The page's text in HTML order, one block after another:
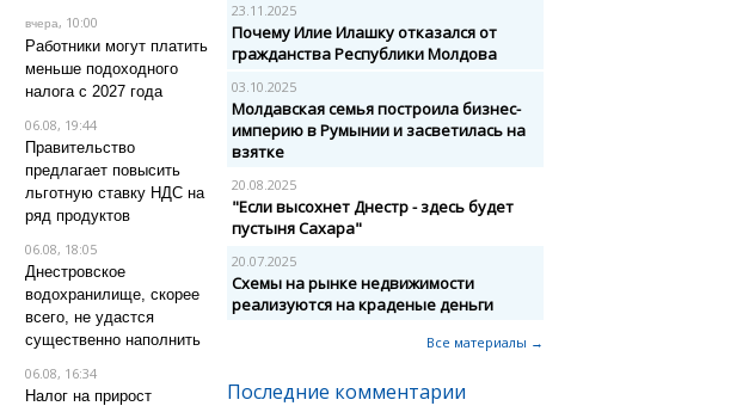
вчера, 10:00
Работники могут платить
меньше подоходного
налога с 2027 года
06.08, 19:44
Правительство
предлагает повысить
льготную ставку НДС на
ряд продуктов
06.08, 18:05
Днестровское
водохранилище, скорее
всего, не удастся
существенно наполнить
06.08, 16:34
Налог на прирост
23.11.2025
Почему Илие Илашку отказался от
гражданства Республики Молдова
03.10.2025
Молдавская семья построила бизнес-
империю в Румынии и засветилась на
взятке
20.08.2025
"Если высохнет Днестр - здесь будет
пустыня Сахара"
20.07.2025
Схемы на рынке недвижимости
реализуются на краденые деньги
Все материалы →
Последние комментарии